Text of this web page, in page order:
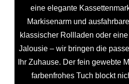
eine elegante
Markisenarm und
klassischer Rollladen oder
Jalousie – wir bringen die
Ihr Zuhause. Der fein gewebte
farbenfrohes Tuch blockt